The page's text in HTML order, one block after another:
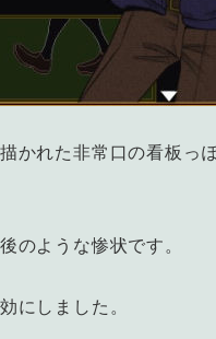
かれた非常口の看板っ
のような惨状です。
にしました。